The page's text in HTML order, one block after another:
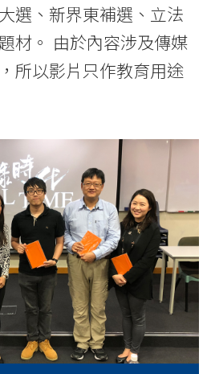
選、新界東補選、立法
材。 由於內容涉及傳媒
所以影片只作教育用途